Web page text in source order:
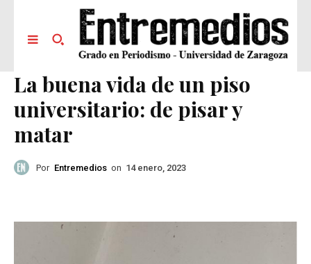
La buena vida de un piso
universitario: de pisar y
matar
Por Entremedios on 14 enero, 2023